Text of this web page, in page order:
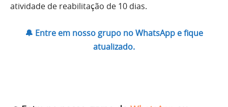
atividade de reabilitação de 10 dias.
🔔 Entre em nosso grupo no WhatsApp e fique
atualizado.